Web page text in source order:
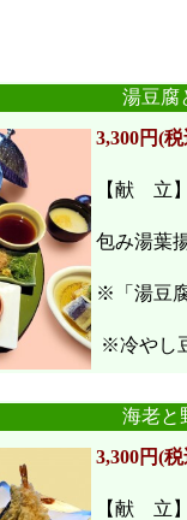
湯豆腐
3,300円(
【献 立
包み湯葉
※「湯豆
※冷やし
海老
3,300円(
【献 立